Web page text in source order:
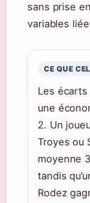
sans prise
variables
CE QUE
Les
une
2. Un
Troyes ou
moyenne
tandis
Rodez